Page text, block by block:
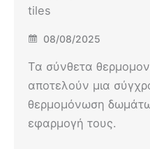
tiles
08/08/2025
Τα σύνθετα
αποτελούν μια
θερμομόνωση
εφαρμογή τους.